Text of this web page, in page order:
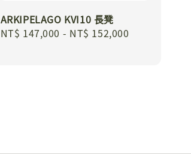
ARKIPELAGO KVI10 長凳
Regular
NT$ 147,000 - NT$ 152,000